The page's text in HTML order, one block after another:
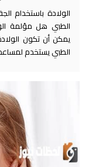
الولادة باستخدام
الطبي هل مؤلمة
يمكن أن تكون
الطبي يستخدم